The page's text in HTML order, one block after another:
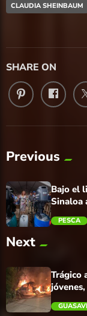
CLAUDIA SHEINBAUM
SHARE ON
Previous
trending_flat
Bajo el
Sinaloa
PESCA
Next
Trágico